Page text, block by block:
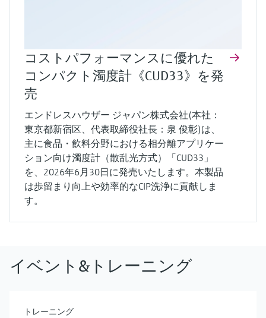
コストパフォーマンスに優れた
コンパクト濁度計《CUD33》を発
売
エンドレスハウザー ジャパン株式会社(本社：
東京都新宿区、代表取締役社長：泉 俊彰)は、
主に食品・飲料分野における相分離アプリケー
ション向け濁度計（散乱光方式）「CUD33」
を、2026年6月30日に発売いたします。本製品
は歩留まり向上や効率的なCIP洗浄に貢献しま
す。
イベント&トレーニング
トレーニング